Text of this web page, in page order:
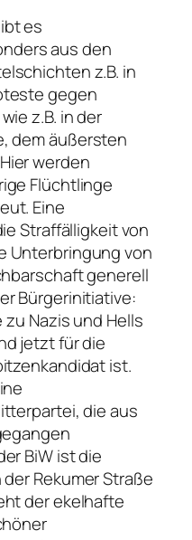
es
aus den
z.B. in
gegen
z.B. in der
dem äußersten
werden
Flüchtlinge
Eine
Straffälligkeit von
Unterbringung von
generell
Bürgerinitiative:
Nazis und Hells
jetzt für die
ist.
die aus
BiW ist die
Rekumer Straße
der ekelhafte